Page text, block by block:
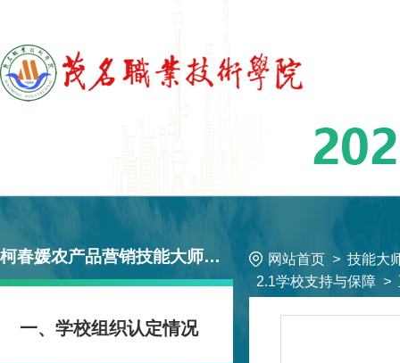
柯春媛农产品营销技能大师工作室
一、学校组织认定情况
网站首页 > 技能大
2.1学校支持与保障 >